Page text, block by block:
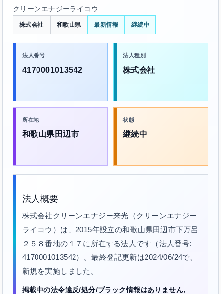
クリーンエナジーライコウ
株式会社 和歌山県 最新情報 継続中
法人番号
4170001013542
法人種別
株式会社
所在地
和歌山県田辺市
状態
継続中
法人概要
株式会社クリーンエナジー来光（クリーンエナジー
ライコウ）は、2015年設立の和歌山県田辺市下万呂
２５８番地の１７に所在する法人です（法人番号:
4170001013542）。最終登記更新は2024/06/24で、
新規を実施しました。
掲載中の法令違反/処分/ブラック情報はありません。